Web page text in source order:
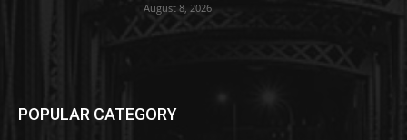
August 8, 2026
POPULAR CATEGORY